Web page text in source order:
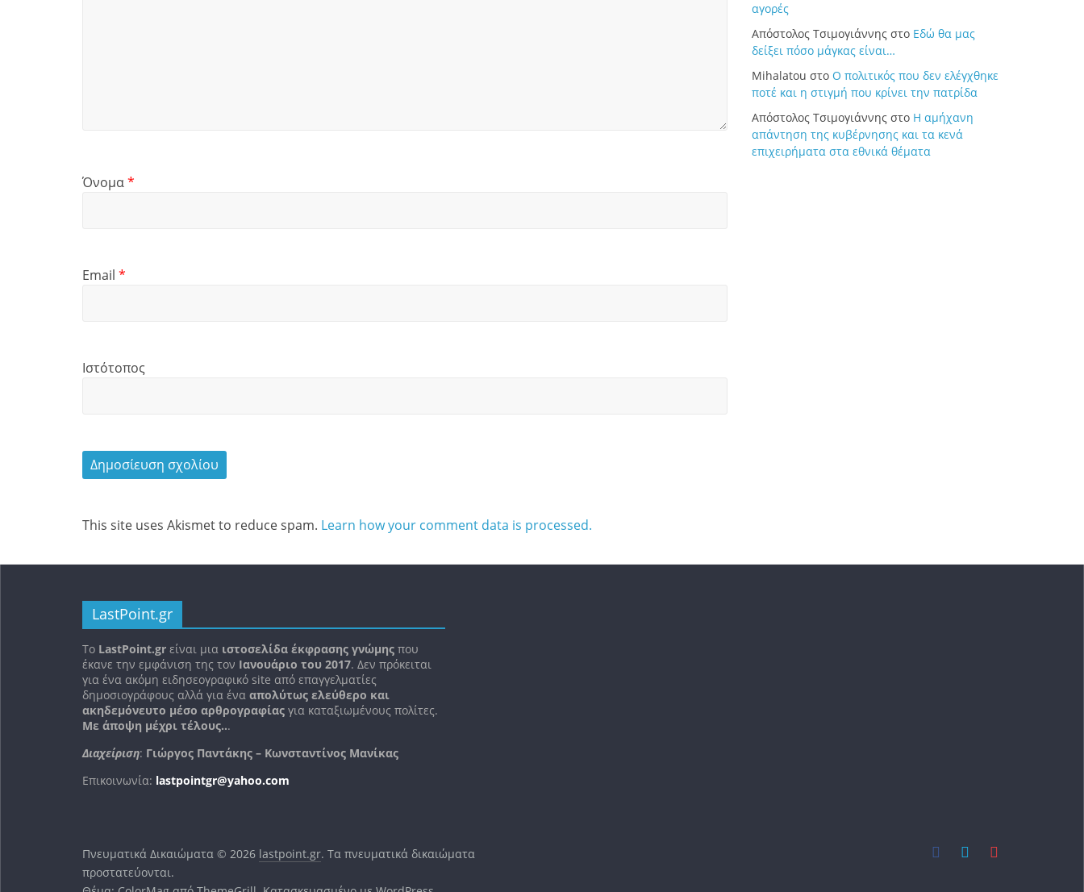
Όνομα*
Email *
Ιστότοπος
This site uses Akismet to reduce spam. Learn how your comment data is processed.
αγορές
Απόστολος Τσιμογιάννης στο Εδώ θα μας
δείξει πόσο μάγκας είναι…
Mihalatou στο Ο πολιτικός που δεν ελέγχθηκε
ποτέ και η στιγμή που κρίνει την πατρίδα
Απόστολος Τσιμογιάννης στο Η αμήχανη
απάντηση της κυβέρνησης και τα κενά
επιχειρήματα στα εθνικά θέματα
LastPoint.gr
To LastPoint.gr είναι μια ιστοσελίδα έκφρασης γνώμης που
έκανε την εμφάνιση της τον Ιανουάριο του 2017. Δεν πρόκειται
για ένα ακόμη ειδησεογραφικό site από επαγγελματίες
δημοσιογράφους αλλά για ένα απολύτως ελεύθερο και
ακηδεμόνευτο μέσο αρθρογραφίας για καταξιωμένους πολίτες.
Με άποψη μέχρι τέλους...
Διαχείριση: Γιώργος Παντάκης – Κωνσταντίνος Μανίκας
Επικοινωνία: lastpointgr@yahoo.com
Πνευματικά Δικαιώματα © 2026 lastpoint.gr. Τα πνευματικά δικαιώματα
προστατεύονται.